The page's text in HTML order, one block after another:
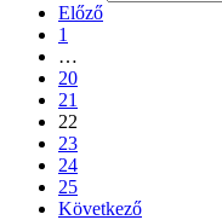
Előző
1
…
20
21
22
23
24
25
Következő